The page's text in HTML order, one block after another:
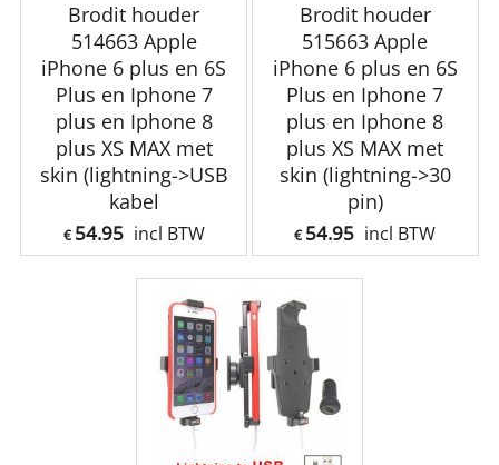
Brodit houder
514663 Apple
iPhone 6 plus en 6S
Plus en Iphone 7
plus en Iphone 8
plus XS MAX met
skin (lightning->USB
kabel
€ 54.95 incl BTW
Brodit houder
515663 Apple
iPhone 6 plus en 6S
Plus en Iphone 7
plus en Iphone 8
plus XS MAX met
skin (lightning->30
pin)
€ 54.95 incl BTW